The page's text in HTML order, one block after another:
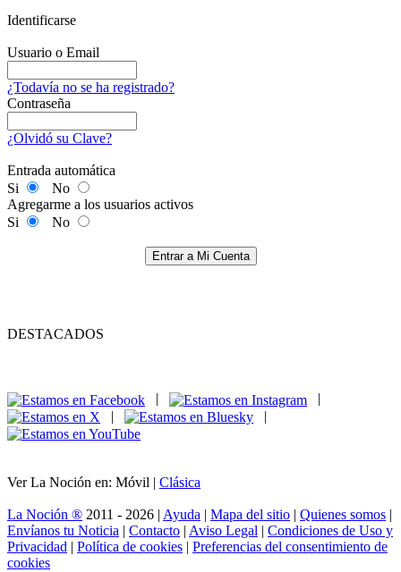
Identificarse
Usuario o Email
¿Todavía no se ha registrado?
Contraseña
¿Olvidó su Clave?
Entrada automática
Si
No
Agregarme a los usuarios activos
Si
No
Entrar a Mi Cuenta
DESTACADOS
|
|
Ver La Noción en: Móvil | Clásica
La Noción ® 2011 - 2026 | Ayuda | Mapa del sitio | Quienes somos |
Envíanos tu Noticia | Contacto | Aviso Legal | Condiciones de Uso y
Privacidad | Política de cookies | Preferencias del consentimiento de
cookies